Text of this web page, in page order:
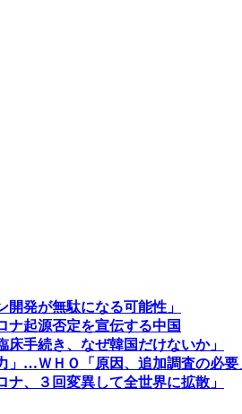
発が無駄になる可能性」
起源否定を宣伝する中国
手続き、なぜ韓国だけないか」
」…ＷＨＯ「原因、追加調査の必要
、３回変異して全世界に拡散」